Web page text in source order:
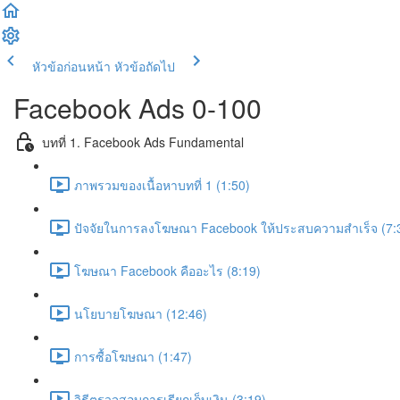
หัวข้อก่อนหน้า หัวข้อถัดไป
Facebook Ads 0-100
บทที่ 1. Facebook Ads Fundamental
ภาพรวมของเนื้อหาบทที่ 1 (1:50)
ปัจจัยในการลงโฆษณา Facebook ให้ประสบความสำเร็จ
โฆษณา Facebook คืออะไร (8:19)
นโยบายโฆษณา (12:46)
การซื้อโฆษณา (1:47)